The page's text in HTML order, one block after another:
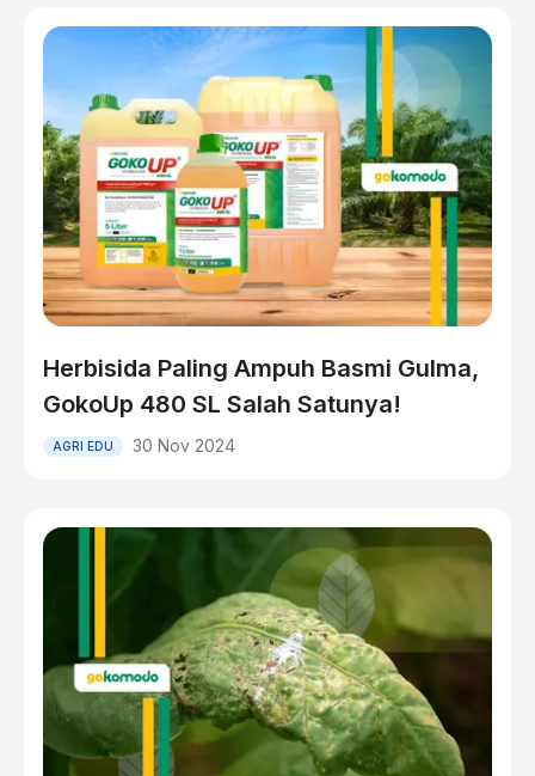
Herbisida Paling Ampuh Basmi Gulma,
GokoUp 480 SL Salah Satunya!
AGRI EDU 30 Nov 2024